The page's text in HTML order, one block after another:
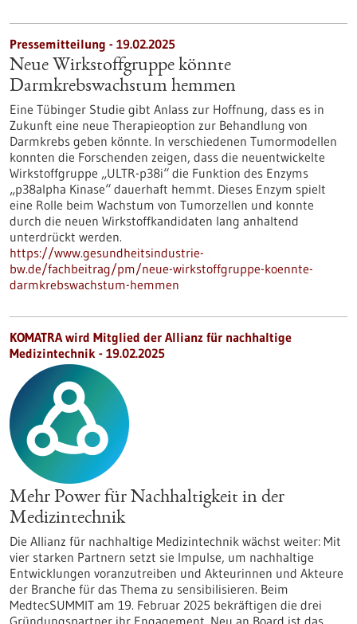
Pressemitteilung - 19.02.2025
Neue Wirkstoffgruppe könnte
Darmkrebswachstum hemmen
Eine Tübinger Studie gibt Anlass zur Hoffnung, dass es in
Zukunft eine neue Therapieoption zur Behandlung von
Darmkrebs geben könnte. In verschiedenen Tumormodellen
konnten die Forschenden zeigen, dass die neuentwickelte
Wirkstoffgruppe „ULTR-p38i“ die Funktion des Enzyms
„p38alpha Kinase“ dauerhaft hemmt. Dieses Enzym spielt
eine Rolle beim Wachstum von Tumorzellen und konnte
durch die neuen Wirkstoffkandidaten lang anhaltend
unterdrückt werden.
https://www.gesundheitsindustrie-
bw.de/fachbeitrag/pm/neue-wirkstoffgruppe-koennte-
darmkrebswachstum-hemmen
KOMATRA wird Mitglied der Allianz für nachhaltige
Medizintechnik - 19.02.2025
Mehr Power für Nachhaltigkeit in der
Medizintechnik
Die Allianz für nachhaltige Medizintechnik wächst weiter: Mit
vier starken Partnern setzt sie Impulse, um nachhaltige
Entwicklungen voranzutreiben und Akteurinnen und Akteure
der Branche für das Thema zu sensibilisieren. Beim
MedtecSUMMIT am 19. Februar 2025 bekräftigen die drei
Gründungspartner ihr Engagement. Neu an Board ist das